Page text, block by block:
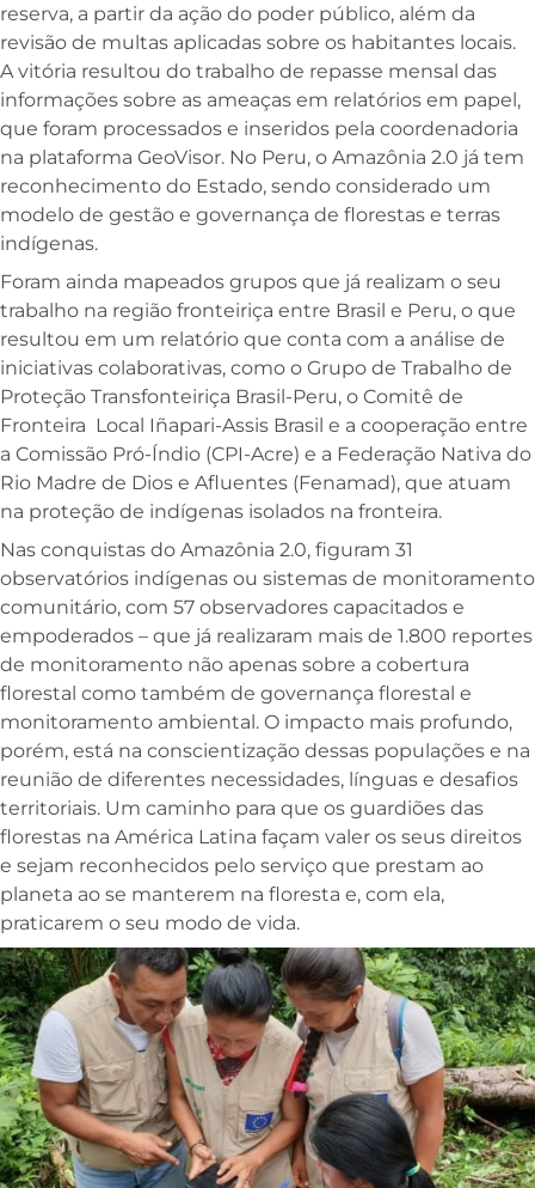
reserva, a partir da ação do poder público, além da
revisão de multas aplicadas sobre os habitantes locais.
A vitória resultou do trabalho de repasse mensal das
informações sobre as ameaças em relatórios em papel,
que foram processados e inseridos pela coordenadoria
na plataforma GeoVisor. No Peru, o Amazônia 2.0 já tem
reconhecimento do Estado, sendo considerado um
modelo de gestão e governança de florestas e terras
indígenas.
Foram ainda mapeados grupos que já realizam o seu
trabalho na região fronteiriça entre Brasil e Peru, o que
resultou em um relatório que conta com a análise de
iniciativas colaborativas, como o Grupo de Trabalho de
Proteção Transfonteiriça Brasil-Peru, o Comitê de
Fronteira Local Iñapari-Assis Brasil e a cooperação entre
a Comissão Pró-Índio (CPI-Acre) e a Federação Nativa do
Rio Madre de Dios e Afluentes (Fenamad), que atuam
na proteção de indígenas isolados na fronteira.
Nas conquistas do Amazônia 2.0, figuram 31
observatórios indígenas ou sistemas de monitoramento
comunitário, com 57 observadores capacitados e
empoderados – que já realizaram mais de 1.800 reportes
de monitoramento não apenas sobre a cobertura
florestal como também de governança florestal e
monitoramento ambiental. O impacto mais profundo,
porém, está na conscientização dessas populações e na
reunião de diferentes necessidades, línguas e desafios
territoriais. Um caminho para que os guardiões das
florestas na América Latina façam valer os seus direitos
e sejam reconhecidos pelo serviço que prestam ao
planeta ao se manterem na floresta e, com ela,
praticarem o seu modo de vida.